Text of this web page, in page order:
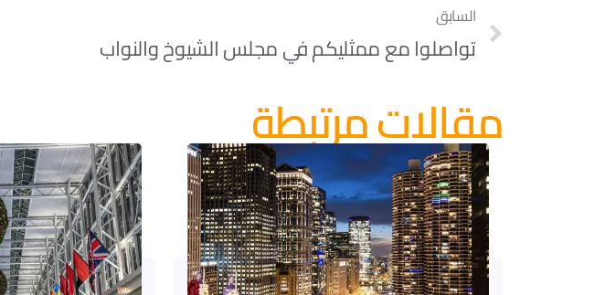
السابق
تواصلوا مع ممثليكم في مجلس الشيوخ والنواب
مقالات مرتبطة